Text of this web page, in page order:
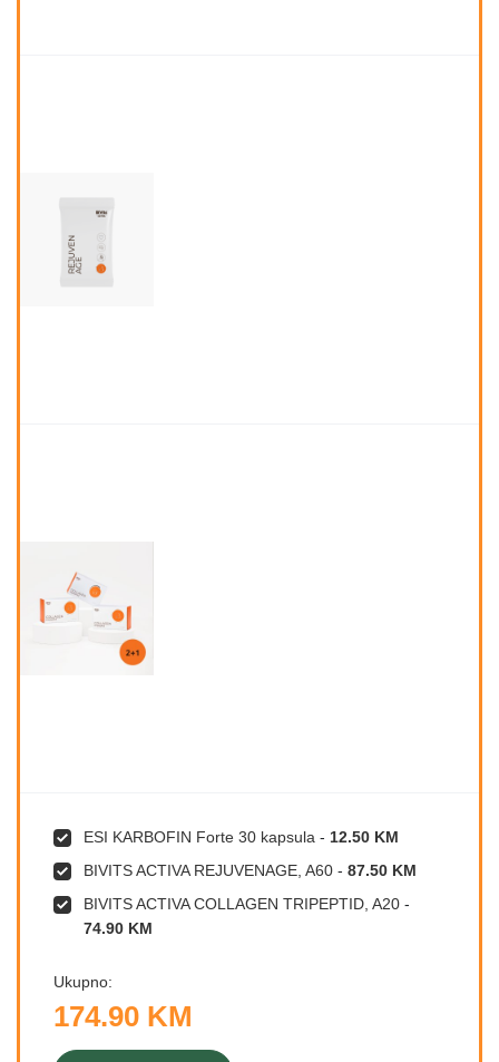
ESI KARBOFIN Forte 30 kapsula - 12.50 KM
BIVITS ACTIVA REJUVENAGE, A60 - 87.50 KM
BIVITS ACTIVA COLLAGEN TRIPEPTID, A20 -
74.90 KM
Ukupno:
174.90 KM